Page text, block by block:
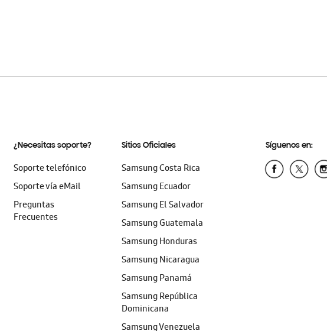
¿Necesitas soporte?
Soporte telefónico
Soporte vía eMail
Preguntas
Frecuentes
Sitios Oficiales
Samsung Costa Rica
Samsung Ecuador
Samsung El Salvador
Samsung Guatemala
Samsung Honduras
Samsung Nicaragua
Samsung Panamá
Samsung República
Dominicana
Samsung Venezuela
Síguenos en: